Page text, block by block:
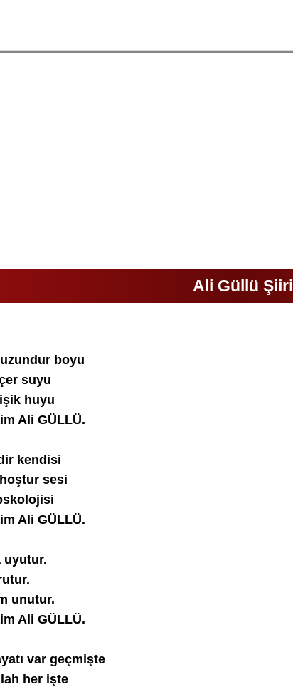
Ali Güllü Şiiri
uzundur boyu
suyu
huyu
Ali GÜLLÜ.
kendisi
sesi
Ali GÜLLÜ.
uyutur.
unutur.
Ali GÜLLÜ.
var geçmişte
her işte